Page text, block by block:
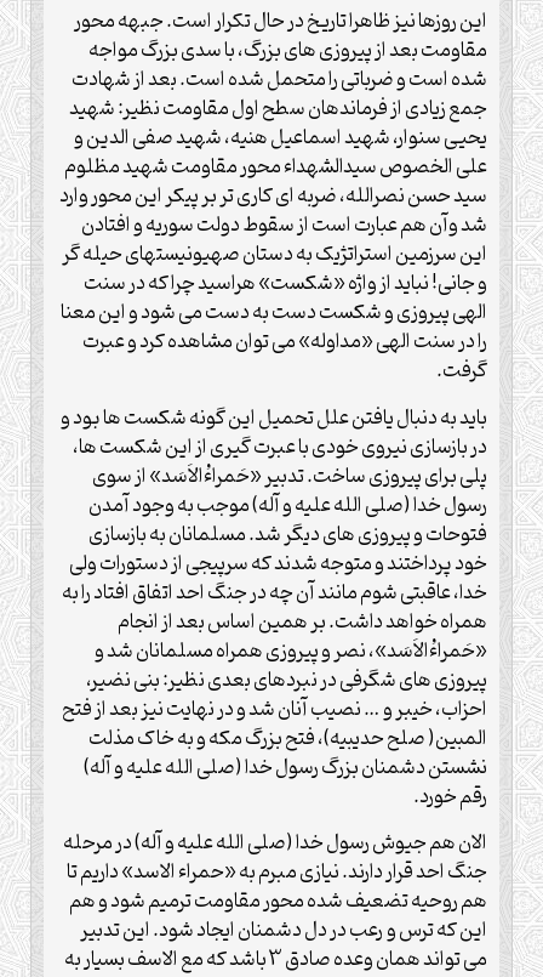
این روزها نیز ظاهرا تاریخ در حال تکرار است. جبهه محور
مقاومت بعد از پیروزی های بزرگ، با سدی بزرگ مواجه
شده است و ضرباتی را متحمل شده است. بعد از شهادت
جمع زیادی از فرماندهان سطح اول مقاومت نظیر: شهید
یحیی سنوار، شهید اسماعیل هنیه، شهید صفی الدین و
علی الخصوص سیدالشهداء محور مقاومت شهید مظلوم
سید حسن نصرالله، ضربه ای کاری تر بر پیکر این محور وارد
شد وآن هم عبارت است از سقوط دولت سوریه و افتادن
این سرزمین استراتژیک به دستان صهیونیستهای حیله گر
و جانی! نباید از واژه «شکست» هراسید چرا که در سنت
الهی پیروزی و شکست دست به دست می شود و این معنا
را در سنت الهی «مداوله» می توان مشاهده کرد و عبرت
گرفت.
باید به دنبال یافتن علل تحمیل این گونه شکست ها بود و
در بازسازی نیروی خودی با عبرت گیری از این شکست ها،
پلی برای پیروزی ساخت. تدبیر «حَمراءُالاَسَد» از سوی
رسول خدا (صلی الله علیه و آله) موجب به وجود آمدن
فتوحات و پیروزی های دیگر شد. مسلمانان به بازسازی
خود پرداختند و متوجه شدند که سرپیجی از دستورات ولی
خدا، عاقبتی شوم مانند آن چه در جنگ احد اتفاق افتاد را به
همراه خواهد داشت. بر همین اساس بعد از انجام
«حَمراءُالاَسَد»، نصر و پیروزی همراه مسلمانان شد و
پیروزی های شگرفی در نبردهای بعدی نظیر: بنی نضیر،
احزاب، خیبر و … نصیب آنان شد و در نهایت نیز بعد از فتح
المبین( صلح حدیبیه)، فتح بزرگ مکه و به خاک مذلت
نشستن دشمنان بزرگ رسول خدا (صلی الله علیه و آله)
رقم خورد.
الان هم جیوش رسول خدا (صلی الله علیه و آله) در مرحله
جنگ احد قرار دارند. نیازی مبرم به «حمراء الاسد» داریم تا
هم روحیه تضعیف شده محور مقاومت ترمیم شود و هم
این که ترس و رعب در دل دشمنان ایجاد شود. این تدبیر
می تواند همان وعده صادق 3 باشد که مع الاسف بسیار به